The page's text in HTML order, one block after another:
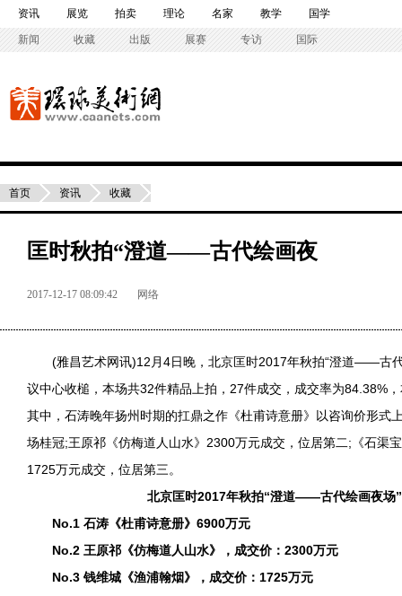
资讯 展览 拍卖 理论 名家 教学 国学
新闻 收藏 出版 展赛 专访 国际
首页 资讯 收藏
匡时秋拍“澄道——古代绘画夜
2017-12-17 08:09:42 网络
(雅昌艺术网讯)12月4日晚，北京匡时2017年秋拍“澄道——古代
议中心收槌，本场共32件精品上拍，27件成交，成交率为84.38%
其中，石涛晚年扬州时期的扛鼎之作《杜甫诗意册》以咨询价形式
场桂冠;王原祁《仿梅道人山水》2300万元成交，位居第二;《石渠
1725万元成交，位居第三。
北京匡时2017年秋拍“澄道——古代绘画夜场
No.1 石涛《杜甫诗意册》6900万元
No.2 王原祁《仿梅道人山水》，成交价：2300万元
No.3 钱维城《渔浦翰烟》，成交价：1725万元